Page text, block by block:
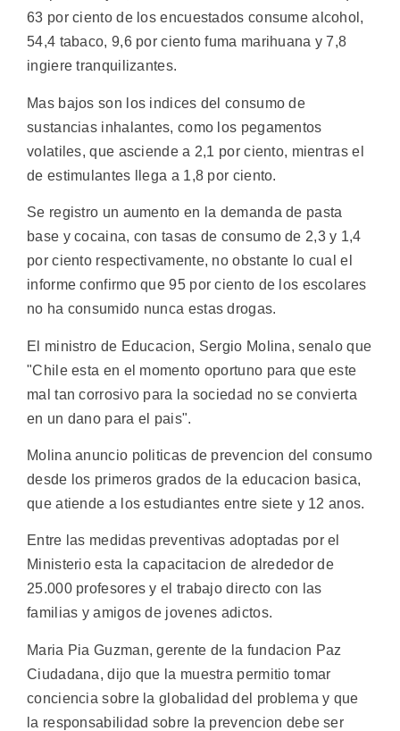
63 por ciento de los encuestados consume alcohol,
54,4 tabaco, 9,6 por ciento fuma marihuana y 7,8
ingiere tranquilizantes.
Mas bajos son los indices del consumo de
sustancias inhalantes, como los pegamentos
volatiles, que asciende a 2,1 por ciento, mientras el
de estimulantes llega a 1,8 por ciento.
Se registro un aumento en la demanda de pasta
base y cocaina, con tasas de consumo de 2,3 y 1,4
por ciento respectivamente, no obstante lo cual el
informe confirmo que 95 por ciento de los escolares
no ha consumido nunca estas drogas.
El ministro de Educacion, Sergio Molina, senalo que
"Chile esta en el momento oportuno para que este
mal tan corrosivo para la sociedad no se convierta
en un dano para el pais".
Molina anuncio politicas de prevencion del consumo
desde los primeros grados de la educacion basica,
que atiende a los estudiantes entre siete y 12 anos.
Entre las medidas preventivas adoptadas por el
Ministerio esta la capacitacion de alrededor de
25.000 profesores y el trabajo directo con las
familias y amigos de jovenes adictos.
Maria Pia Guzman, gerente de la fundacion Paz
Ciudadana, dijo que la muestra permitio tomar
conciencia sobre la globalidad del problema y que
la responsabilidad sobre la prevencion debe ser